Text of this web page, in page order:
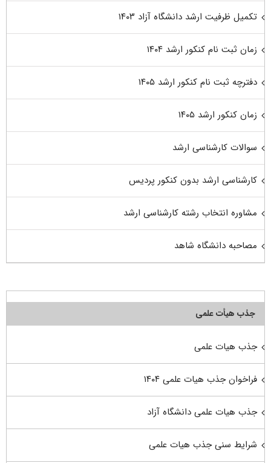
تکمیل ظرفیت ارشد دانشگاه آزاد ۱۴۰۳
زمان ثبت نام کنکور ارشد ۱۴۰۴
دفترچه ثبت نام کنکور ارشد ۱۴۰۵
زمان کنکور ارشد ۱۴۰۵
سوالات کارشناسی ارشد
کارشناسی ارشد بدون کنکور پردیس
مشاوره انتخاب رشته کارشناسی ارشد
مصاحبه دانشگاه شاهد
جذب هیأت علمی
جذب هیات علمی
فراخوان جذب هیات علمی ۱۴۰۴
جذب هیات علمی دانشگاه آزاد
شرایط سنی جذب هیات علمی